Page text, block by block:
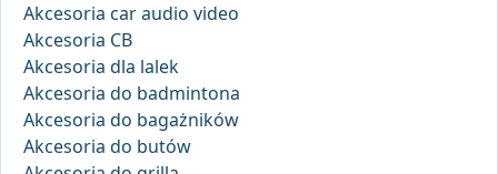
Akcesoria car audio video
Akcesoria CB
Akcesoria dla lalek
Akcesoria do badmintona
Akcesoria do bagażników
Akcesoria do butów